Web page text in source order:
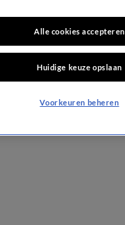
Alle cookies accepteren
Huidige keuze opslaan
Voorkeuren beheren